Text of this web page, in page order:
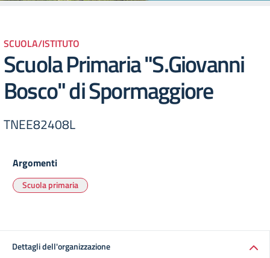
SCUOLA/ISTITUTO
Scuola Primaria "S.Giovanni
Bosco" di Spormaggiore
TNEE82408L
Argomenti
Scuola primaria
Dettagli dell'organizzazione